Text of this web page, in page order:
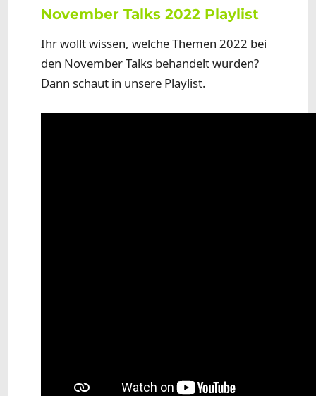
November Talks 2022 Playlist
Ihr wollt wissen, welche Themen 2022 bei
den November Talks behandelt wurden?
Dann schaut in unsere Playlist.